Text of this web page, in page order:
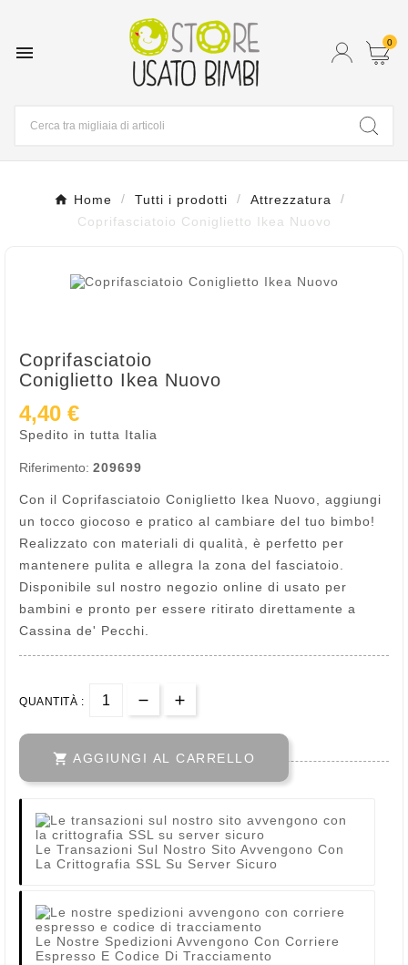
 0
Home Tutti i prodotti
Attrezzatura
Coprifasciatoio Coniglietto Ikea Nuovo
Coprifasciatoio
Coniglietto Ikea Nuovo
4,40 €
Spedito in tutta Italia
Riferimento: 209699
Con il Coprifasciatoio Coniglietto Ikea Nuovo, aggiungi
un tocco giocoso e pratico al cambiare del tuo bimbo!
Realizzato con materiali di qualità, è perfetto per
mantenere pulita e allegra la zona del fasciatoio.
Disponibile sul nostro negozio online di usato per
bambini e pronto per essere ritirato direttamente a
Cassina de' Pecchi.
QUANTITÀ :
 AGGIUNGI AL CARRELLO
Le Transazioni Sul Nostro Sito Avvengono Con
La Crittografia SSL Su Server Sicuro
Le Nostre Spedizioni Avvengono Con Corriere
Espresso E Codice Di Tracciamento